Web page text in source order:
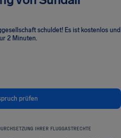
schuldet! Es ist kostenlos und
2 Minuten.
prüfen
IHRER FLUGGASTRECHTE